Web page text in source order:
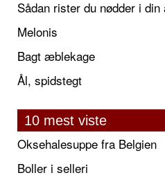
Sådan rister du nødder i
Melonis
Bagt æblekage
Ål, spidstegt
10 mest viste
Oksehalesuppe fra Belgien
Boller i selleri